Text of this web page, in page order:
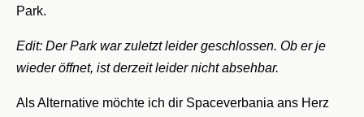
Park.
Edit: Der Park war zuletzt leider geschlossen. Ob er je
wieder öffnet, ist derzeit leider nicht absehbar.
Als Alternative möchte ich dir Spaceverbania ans Herz